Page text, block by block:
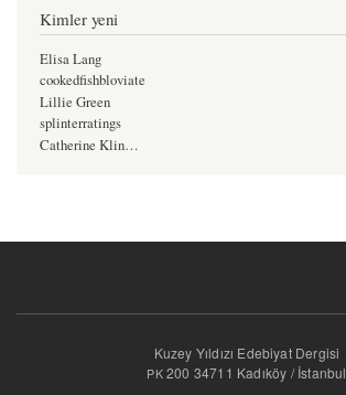
Kimler yeni
Elisa Lang
cookedfishbloviate
Lillie Green
splinterratings
Catherine Klin…
Kuzey Yıldızı Edebiyat Dergisi
PK200 34711 Kadıköy / İstanbul